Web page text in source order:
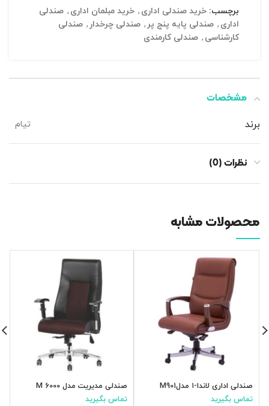
برچسب: خرید صندلی اداری , خرید مبلمان اداری , صندلی
اداری , صندلی پایه پنج پر , صندلی چرخدار , صندلی
کارشناسی , صندلی کارمندی
مشخصات
برند تیام
نظرات (0)
محصولات مشابه
صندلی اداری لاندا-۱ مدلM901
تماس بگیرید
صندلی مدیریت مدل M 6000
تماس بگیرید